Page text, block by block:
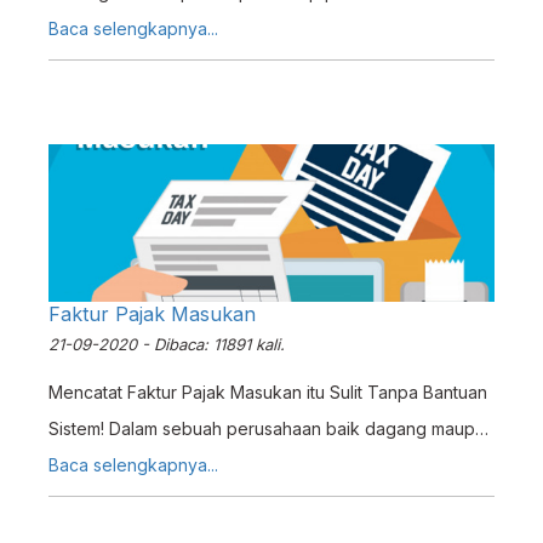
Baca selengkapnya...
Faktur Pajak Masukan
21-09-2020 - Dibaca: 11891 kali.
Mencatat Faktur Pajak Masukan itu Sulit Tanpa Bantuan
Sistem! Dalam sebuah perusahaan baik dagang maupun
jasa akan mengalami kesulitan dalam mencatat Faktur
Pajak Masukan, mengapa begitu ? Karena Perusahaan
Baca selengkapnya...